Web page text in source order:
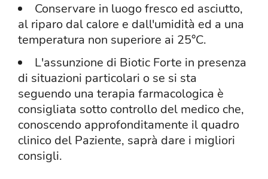
Conservare in luogo fresco ed asciutto,
al riparo dal calore e dall'umidità ed a una
temperatura non superiore ai 25°C.
L'assunzione di Biotic Forte in presenza
di situazioni particolari o se si sta
seguendo una terapia farmacologica è
consigliata sotto controllo del medico che,
conoscendo approfonditamente il quadro
clinico del Paziente, saprà dare i migliori
consigli.